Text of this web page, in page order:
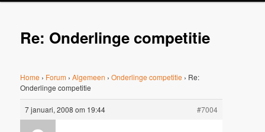
Re: Onderlinge competitie
Home › Forum › Algemeen › Onderlinge competitie › Re:
Onderlinge competitie
7 januari, 2008 om 19:44 #7004